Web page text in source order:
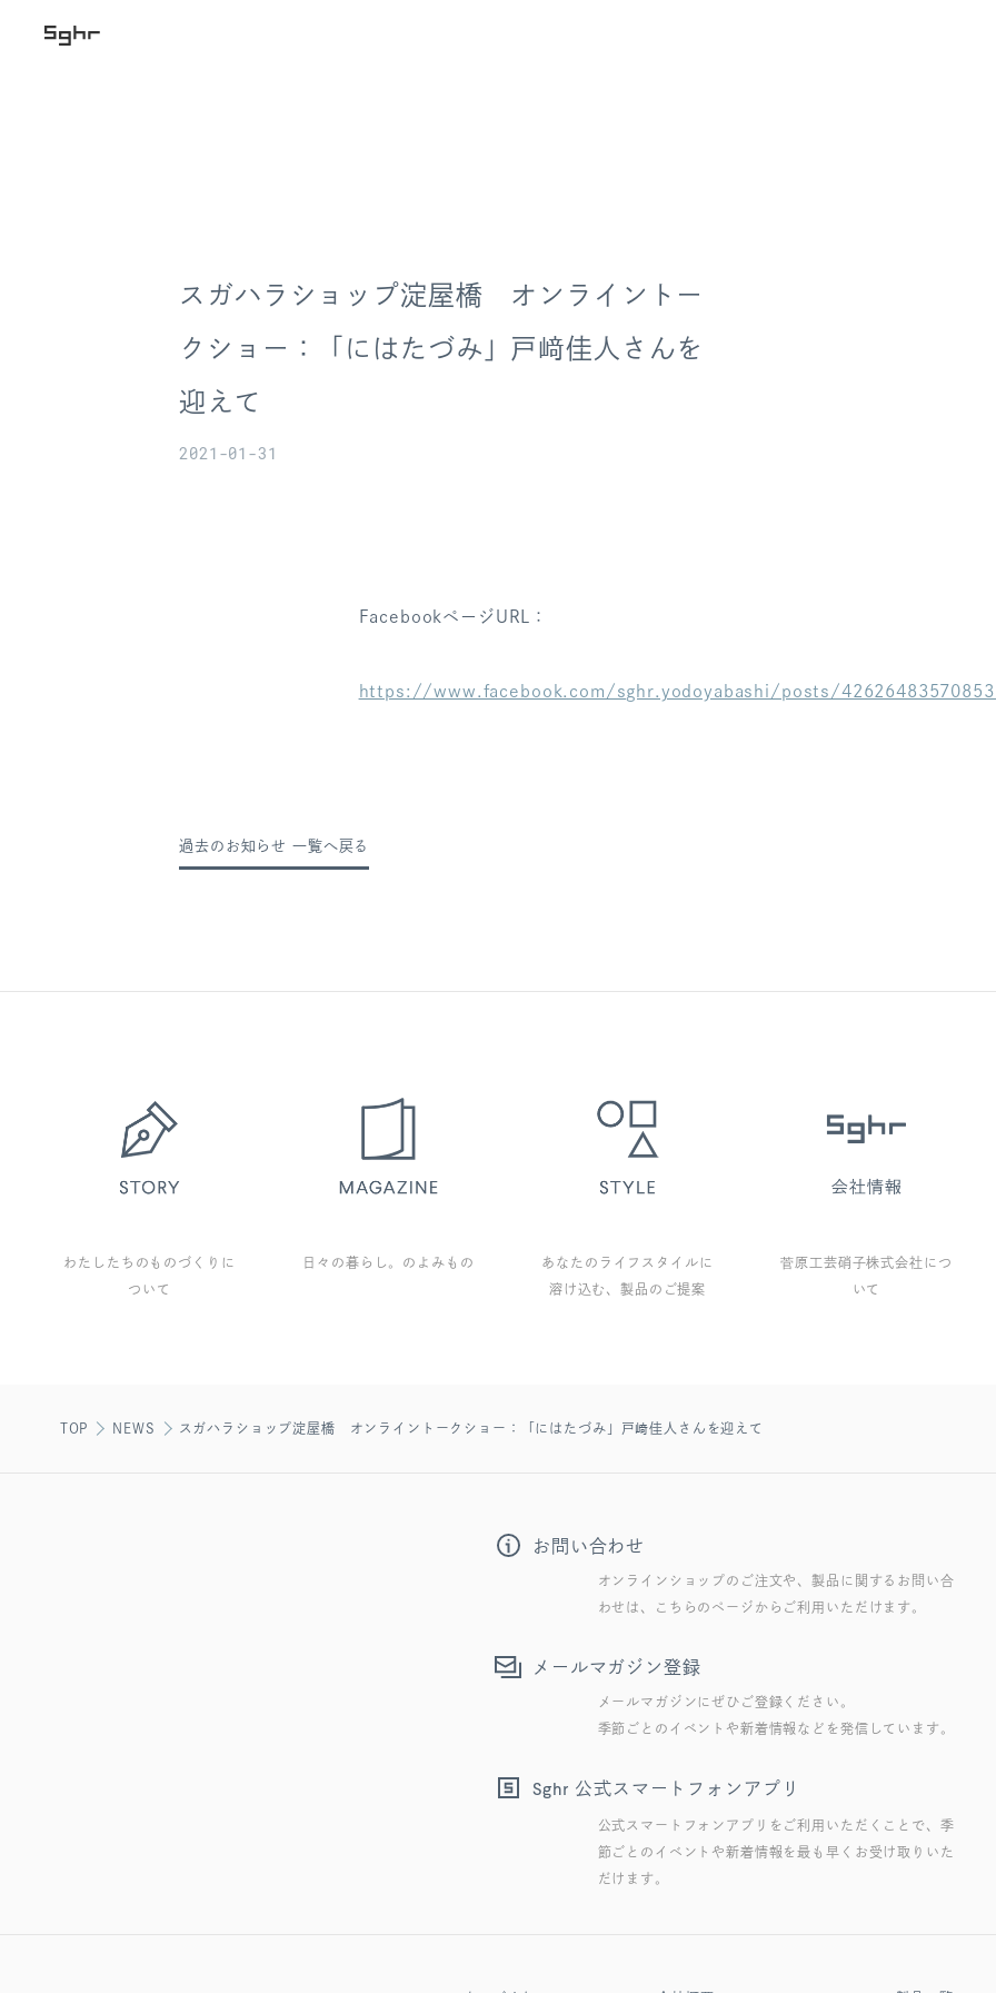
スガハラショップ淀屋橋 オンライントー
クショー：「にはたづみ」戸﨑佳人さんを
迎えて
2021-01-31
FacebookページURL：
https://www.facebook.com/sghr.yodoyabashi/posts/
過去のお知らせ 一覧へ戻る
わたしたちのものづくりに
ついて
日々の暮らし。のよみもの
あなたのライフスタイルに
溶け込む、製品のご提案
菅原工芸硝子株式会社につ
いて
TOP NEWS スガハラショップ淀屋橋 オンライントークショー：「にはたづみ」戸﨑佳人さんを迎えて
お問い合わせ
オンラインショップのご注文や、製品に関するお問い合
わせは、こちらのページからご利用いただけます。
メールマガジン登録
メールマガジンにぜひご登録ください。
季節ごとのイベントや新着情報などを発信しています。
Sghr 公式スマートフォンアプリ
公式スマートフォンアプリをご利用いただくことで、季
節ごとのイベントや新着情報を最も早くお受け取りいた
だけます。